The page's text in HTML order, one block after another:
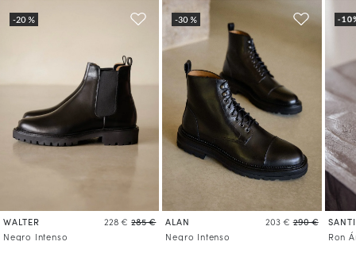
WALTER 228 € 285 €
Negro Intenso
ALAN 203 € 290 €
Negro Intenso
Ron